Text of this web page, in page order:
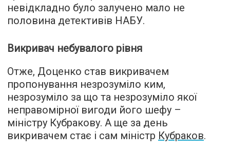
невідкладно було залучено мало не
половина детективів НАБУ.
Викривач небувалого рівня
Отже, Доценко став викривачем
пропонування незрозуміло ким,
незрозуміло за що та незрозуміло якої
неправомірної вигоди його шефу –
міністру Кубракову. А ще за день
викривачем стає і сам міністр Кубраков.